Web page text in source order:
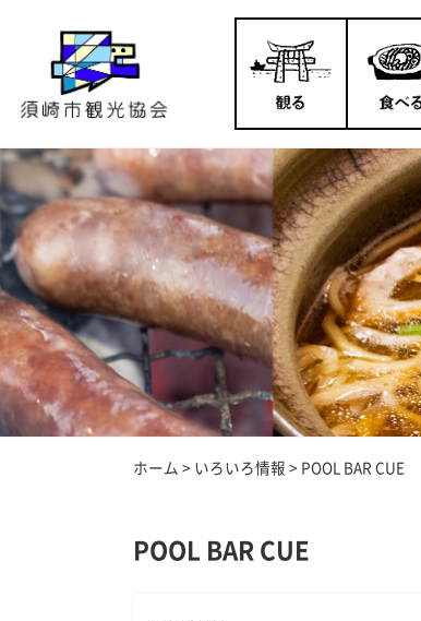
ホーム > いろいろ情報 > POOL BAR CUE
POOL BAR CUE